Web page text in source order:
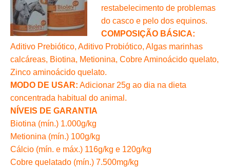
restabelecimento de problemas
do casco e pelo dos equinos.
COMPOSIÇÃO BÁSICA:
Aditivo Prebiótico, Aditivo Probiótico, Algas marinhas
calcáreas, Biotina, Metionina, Cobre Aminoácido quelato,
Zinco aminoácido quelato.
MODO DE USAR: Adicionar 25g ao dia na dieta
concentrada habitual do animal.
NÍVEIS DE GARANTIA
Biotina (mín.) 1.000g/kg
Metionina (mín.) 100g/kg
Cálcio (mín. e máx.) 116g/kg e 120g/kg
Cobre quelatado (mín.) 7.500mg/kg